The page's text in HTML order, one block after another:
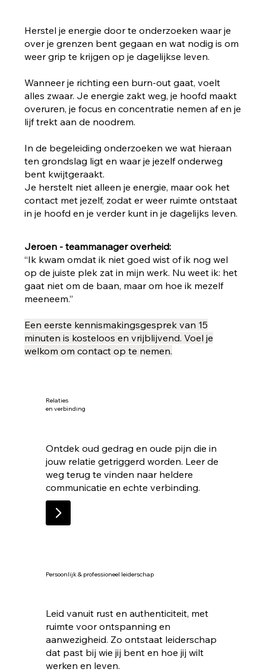
Herstel je energie door te onderzoeken waar je
over je grenzen bent gegaan en wat nodig is om
weer grip te krijgen op je dagelijkse leven.
Wanneer je richting een burn-out gaat, voelt
alles zwaar. Je energie zakt weg, je hoofd maakt
overuren, je focus en concentratie nemen af en je
lijf trekt aan de noodrem.
In de begeleiding onderzoeken we wat hieraan
ten grondslag ligt en waar je jezelf onderweg
bent kwijtgeraakt.
Je herstelt niet alleen je energie, maar ook het
contact met jezelf, zodat er weer ruimte ontstaat
in je hoofd en je verder kunt in je dagelijks leven.
Jeroen - teammanager overheid:
“Ik kwam omdat ik niet goed wist of ik nog wel
op de juiste plek zat in mijn werk. Nu weet ik: het
gaat niet om de baan, maar om hoe ik mezelf
meeneem.”
Een eerste kennismakingsgesprek van 15
minuten is kosteloos en vrijblijvend. Voel je
welkom om contact op te nemen.
Relaties
en verbinding
Ontdek oud gedrag en oude pijn die in
jouw relatie getriggerd worden. Leer de
weg terug te vinden naar heldere
communicatie en echte verbinding.
Persoonlijk & professioneel leiderschap
Leid vanuit rust en authenticiteit, met
ruimte voor ontspanning en
aanwezigheid. Zo ontstaat leiderschap
dat past bij wie jij bent en hoe jij wilt
werken en leven.